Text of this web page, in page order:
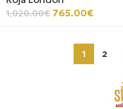
1,020.00€ 765.00€
1 2